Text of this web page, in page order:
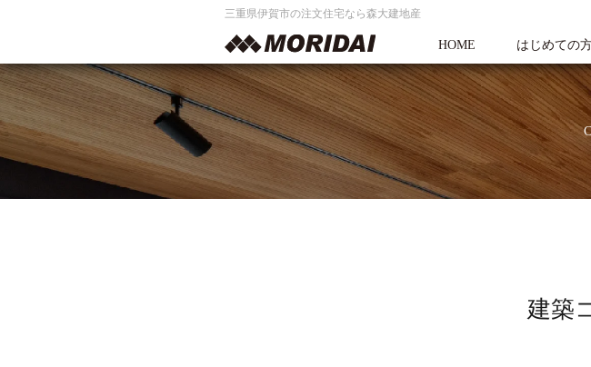
三重県伊賀市の注文住宅なら森大建地産
HOME はじめての
建築